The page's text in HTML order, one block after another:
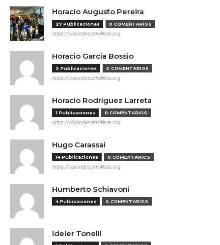
Horacio Augusto Pereira
27 Publicaciones 0 COMENTARIOS
https://visiondesarrollista.org
Horacio García Bossio
3 Publicaciones 0 COMENTARIOS
https://visiondesarrollista.org
Horacio Rodríguez Larreta
1 Publicaciones 0 COMENTARIOS
https://visiondesarrollista.org
Hugo Carassai
14 Publicaciones 0 COMENTARIOS
https://visiondesarrollista.org
Humberto Schiavoni
4 Publicaciones 0 COMENTARIOS
Ideler Tonelli